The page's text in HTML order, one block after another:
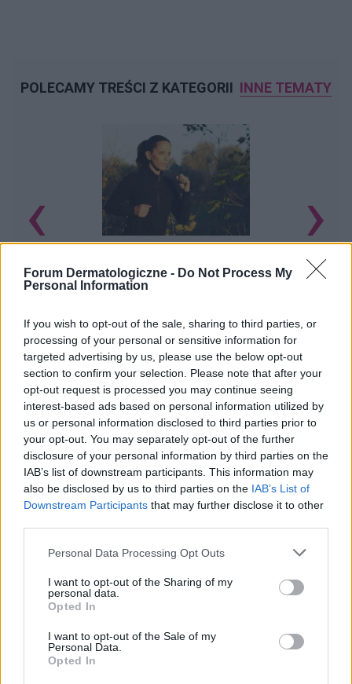
Forum Dermatologiczne - Do Not Process My
Personal Information
If you wish to opt-out of the sale, sharing to third parties, or
processing of your personal or sensitive information for
targeted advertising by us, please use the below opt-out
section to confirm your selection. Please note that after your
opt-out request is processed you may continue seeing
interest-based ads based on personal information utilized by
us or personal information disclosed to third parties prior to
your opt-out. You may separately opt-out of the further
disclosure of your personal information by third parties on the
IAB’s list of downstream participants. This information may
also be disclosed by us to third parties on the IAB’s List of
Downstream Participants that may further disclose it to other
Personal Data Processing Opt Outs
I want to opt-out of the Sharing of my
personal data.
Opted In
I want to opt-out of the Sale of my
Personal Data.
Opted In
POLECAMY TREŚCI Z KATEGORII INNE TEMATY
fizycznym
‹ ›
Reklama: